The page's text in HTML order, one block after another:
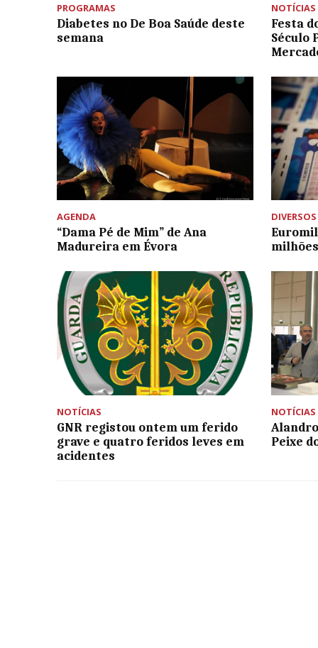
PROGRAMAS
Diabetes no De Boa Saúde deste
semana
NOTÍCIAS
Festa
Século
AGENDA
“Dama Pé de Mim” de Ana
Madureira em Évora
DIVERSOS
NOTÍCIAS
GNR registou ontem um ferido
grave e quatro feridos leves em
acidentes
NOTÍCIAS
Peixe